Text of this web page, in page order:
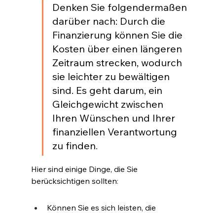
Denken Sie folgendermaßen
darüber nach: Durch die
Finanzierung können Sie die
Kosten über einen längeren
Zeitraum strecken, wodurch
sie leichter zu bewältigen
sind. Es geht darum, ein
Gleichgewicht zwischen
Ihren Wünschen und Ihrer
finanziellen Verantwortung
zu finden.
Hier sind einige Dinge, die Sie
berücksichtigen sollten:
Können Sie es sich leisten, die